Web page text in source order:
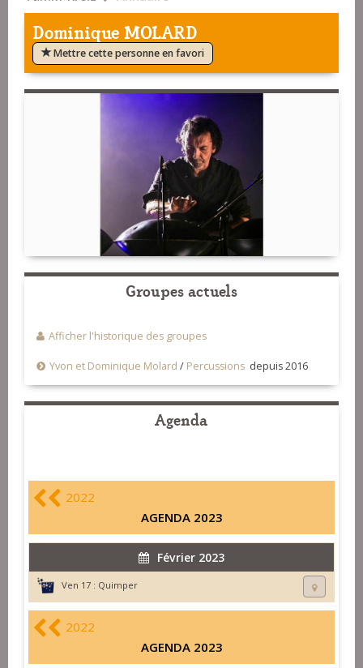
Dominique MOLARD
Mettre cette personne en favori
Groupes actuels
Afficher l'historique des groupes
Yvon et Dominique Molard / Percussions depuis 2016
Agenda
2022
AGENDA 2023
Février 2023
Ven 17 : Quimper
2022
AGENDA 2023